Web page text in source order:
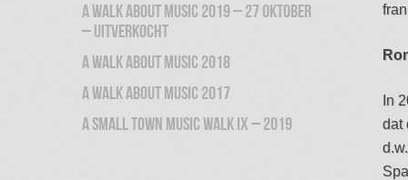
A Walk About Music 2019 – 27 oktober
– uitverkocht
A Walk About Music 2018
A Walk About Music 2017
A Small Town Music Walk IX – 2019
In
dat